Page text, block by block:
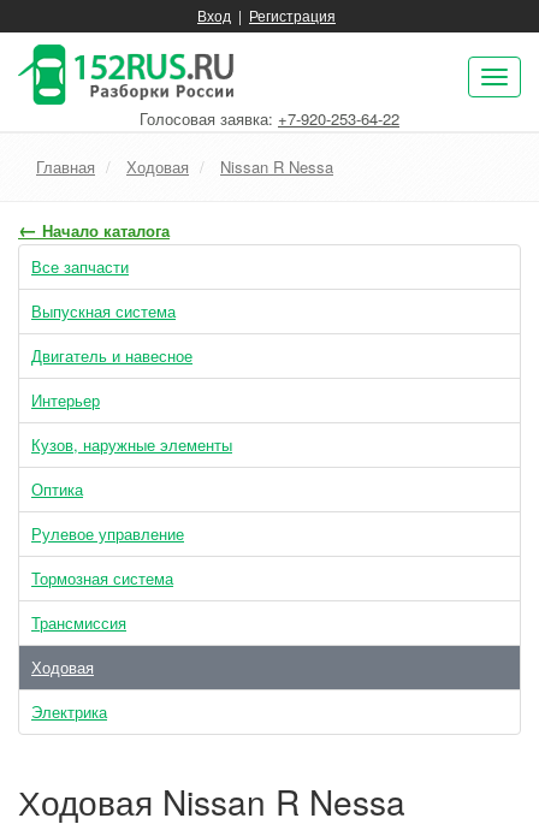
Вход | Регистрация
Голосовая заявка: +7-920-253-64-22
Главная Ходовая Nissan R Nessa
← Начало каталога
Все запчасти
Выпускная система
Двигатель и навесное
Интерьер
Кузов, наружные элементы
Оптика
Рулевое управление
Тормозная система
Трансмиссия
Ходовая
Электрика
Ходовая Nissan R Nessa